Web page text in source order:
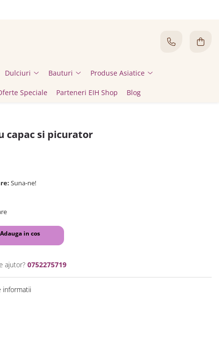
Dulciuri Bauturi Produse Asiatice
Speciale Parteneri EIH Shop Blog
capac si picurator
Suna-ne!
Adauga in cos
ajutor? 0752275719
informatii